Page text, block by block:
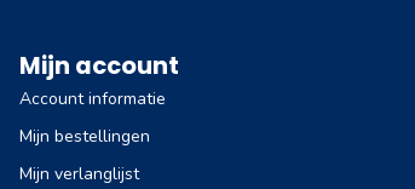
Mijn account
Account informatie
Mijn bestellingen
Mijn verlanglijst